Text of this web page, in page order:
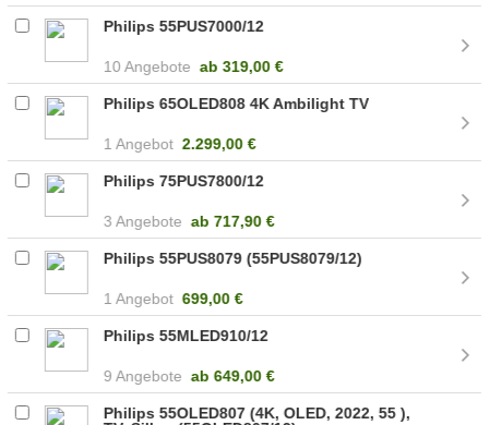
Philips 55PUS7000/12
10 Angebote ab 319,00 €
Philips 65OLED808 4K Ambilight TV
1 Angebot 2.299,00 €
Philips 75PUS7800/12
3 Angebote ab 717,90 €
Philips 55PUS8079 (55PUS8079/12)
1 Angebot 699,00 €
Philips 55MLED910/12
9 Angebote ab 649,00 €
Philips 55OLED807 (4K, OLED, 2022, 55 ),